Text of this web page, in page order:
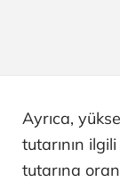
Ayrıca,
tutarının
tutarına